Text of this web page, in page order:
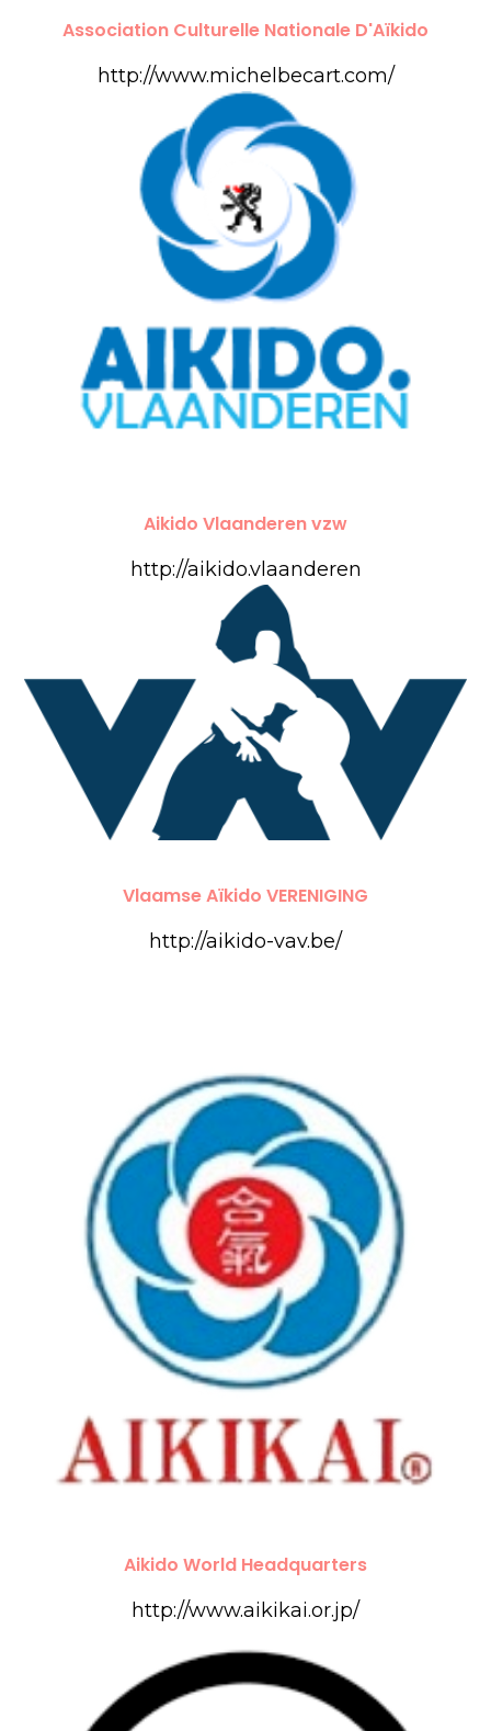
Association Culturelle Nationale D'Aïkido
http://www.michelbecart.com/
Aikido Vlaanderen vzw
http://aikido.vlaanderen
Vlaamse Aïkido VERENIGING
http://aikido-vav.be/
Aikido World Headquarters
http://www.aikikai.or.jp/